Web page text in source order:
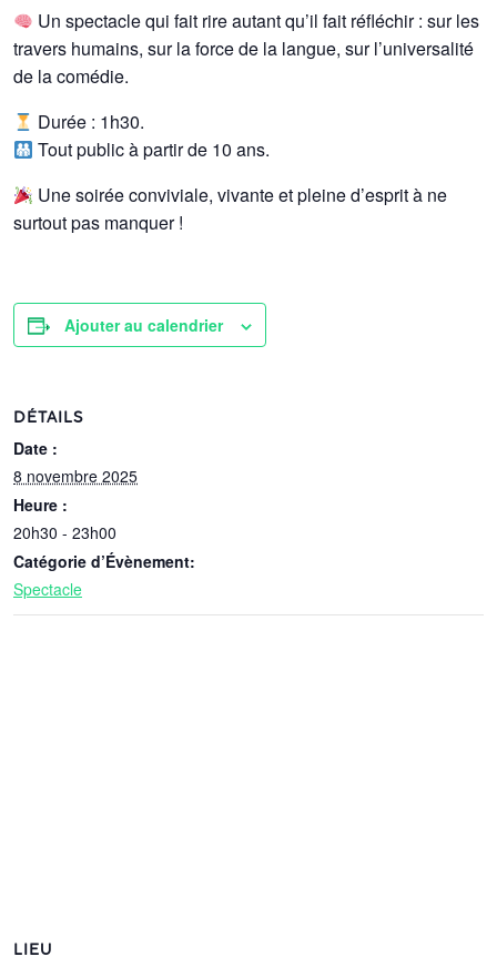
Un spectacle qui fait rire autant qu’il fait réfléchir : sur les
travers humains, sur la force de la langue, sur l’universalité
de la comédie.
Durée : 1h30.
Tout public à partir de 10 ans.
Une soirée conviviale, vivante et pleine d’esprit à ne
surtout pas manquer !
Ajouter au calendrier
DÉTAILS
Date :
8 novembre 2025
Heure :
20h30 - 23h00
Catégorie d’Évènement:
Spectacle
LIEU